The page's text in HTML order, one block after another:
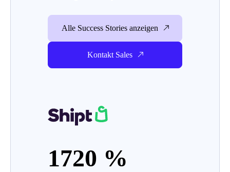
Alle Success Stories anzeigen
Kontakt Sales
1720 %